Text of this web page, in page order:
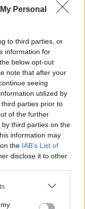
Personal
to third parties, or
information for
below opt-out
note that after your
seeing
utilized by
parties prior to
of the further
third parties on the
information may
the IAB’s List of
disclose it to other
or more Google
You may click to
köré építették
hogy gondok
Mindez az FIA
derült ki,
is hasonló
Sainz továbbra